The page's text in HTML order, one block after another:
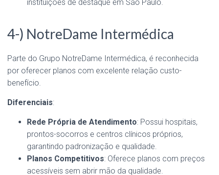
instituições de destaque em São Paulo.
4-) NotreDame Intermédica
Parte do Grupo NotreDame Intermédica, é reconhecida
por oferecer planos com excelente relação custo-
benefício.
Diferenciais:
Rede Própria de Atendimento: Possui hospitais,
prontos-socorros e centros clínicos próprios,
garantindo padronização e qualidade.
Planos Competitivos: Oferece planos com preços
acessíveis sem abrir mão da qualidade.